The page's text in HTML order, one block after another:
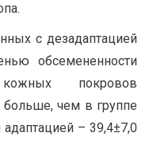
с дезадаптацией
обсемененности
покровов
чем в группе
– 39,4±7,0